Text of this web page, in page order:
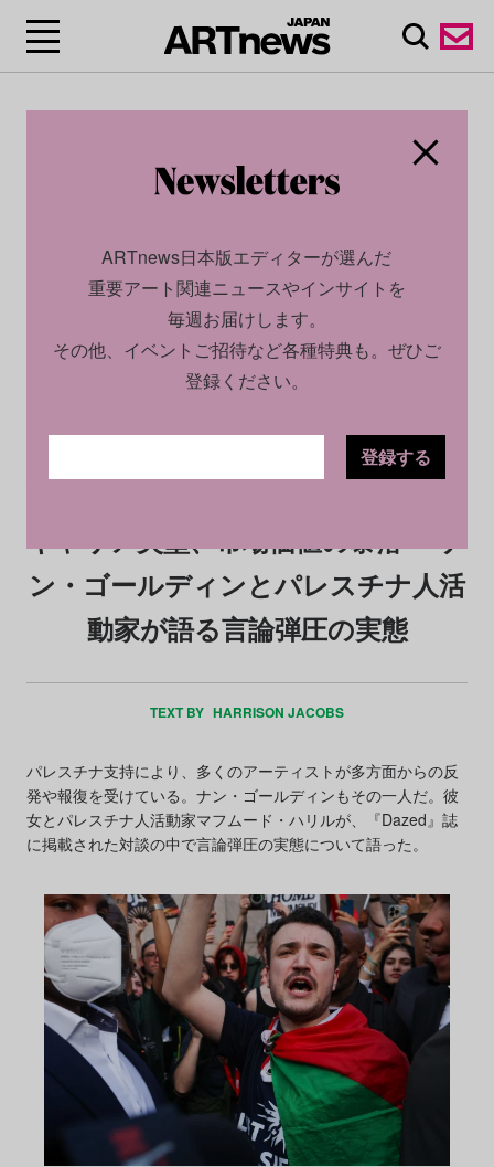
2025.09.12
キャリア失墜、市場価値の暴落──ナ
ン・ゴールディンとパレスチナ人活
動家が語る言論弾圧の実態
TEXT BY HARRISON JACOBS
パレスチナ支持により、多くのアーティストが多方面からの反
発や報復を受けている。ナン・ゴールディンもその一人だ。彼
女とパレスチナ人活動家マフムード・ハリルが、『Dazed』誌
に掲載された対談の中で言論弾圧の実態について語った。
ARTnews日本版エディターが選んだ
重要アート関連ニュースやインサイトを
毎週お届けします。
その他、イベントご招待など各種特典も。ぜひご
登録ください。
登録する